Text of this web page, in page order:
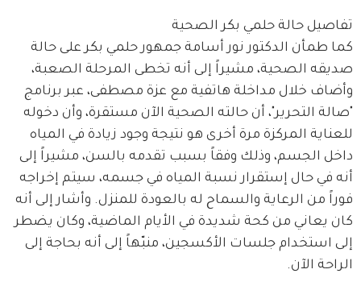
تفاصيل حالة حلمي بكر الصحية
كما طمأن الدكتور نور أسامة جمهور حلمي بكر على حالة
صديقه الصحية، مشيراً إلى أنه تخطى المرحلة الصعبة،
وأضاف خلال مداخلة هاتفية مع عزة مصطفى، عبر برنامج
"صالة التحرير"، أن حالته الصحية الآن مستقرة، وأن دخوله
للعناية المركزة مرة أخرى هو نتيجة وجود زيادة في المياه
داخل الجسم، وذلك وفقاً بسبب تقدمه بالسن، مشيراً إلى
أنه في حال إستقرار نسبة المياه في جسمه، سيتم إخراجه
فوراً من الرعاية والسماح له بالعودة للمنزل. وأشار إلى أنه
كان يعاني من كحة شديدة في الأيام الماضية، وكان يضطر
إلى استخدام جلسات الأكسجين، منبّهاً إلى أنه بحاجة إلى
الراحة الآن.